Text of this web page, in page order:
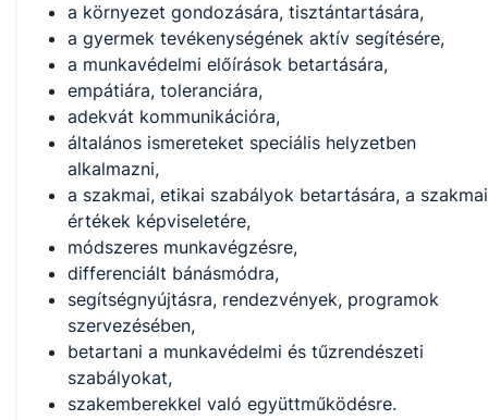
3 szint
Képzés díja
Ingyenes
Azonosító
01193003
Programkövetelmény
PK letöltése (pdf)
a környezet gondozására, tisztántartására,
a gyermek tevékenységének aktív segítésére,
a munkavédelmi előírások betartására,
empátiára, toleranciára,
adekvát kommunikációra,
általános ismereteket speciális helyzetben
alkalmazni,
a szakmai, etikai szabályok betartására, a szakmai
értékek képviseletére,
módszeres munkavégzésre,
differenciált bánásmódra,
segítségnyújtásra, rendezvények, programok
szervezésében,
betartani a munkavédelmi és tűzrendészeti
szabályokat,
szakemberekkel való együttműködésre.